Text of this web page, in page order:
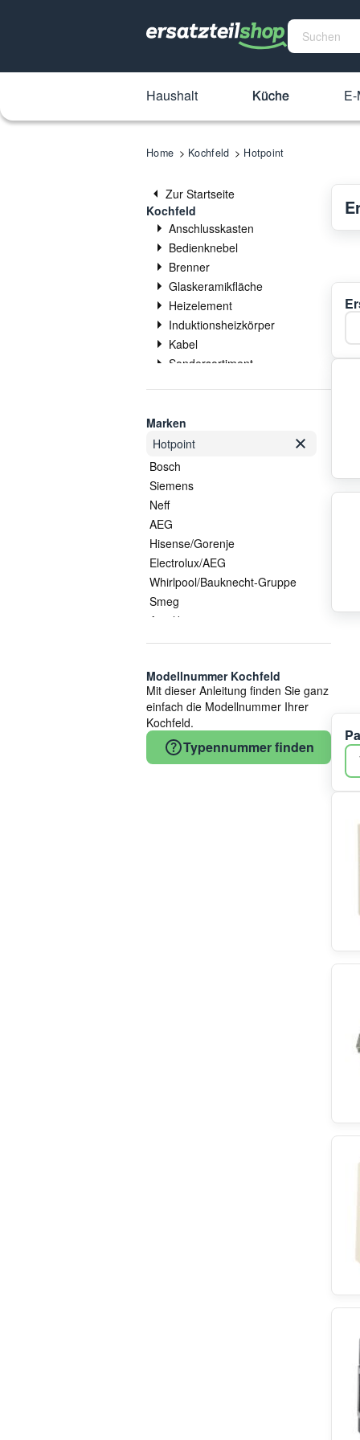
Haushalt Küche
Home Kochfeld Hotpoint
Zur Startseite
Kochfeld
Anschlusskasten
Bedienknebel
Brenner
Glaskeramikfläche
Heizelement
Induktionsheizkörper
Kabel
Sondersortiment
Strahlheizkörper
Zubehör
Marken
Hotpoint
Bosch
Siemens
Neff
AEG
Hisense/Gorenje
Electrolux/AEG
Whirlpool/Bauknecht-Gruppe
Smeg
Arcelik
EGO Elektro
Küppersbusch
Whirlpool
Gorenje
Vestel
Candy
Modellnummer Kochfeld
Mit dieser Anleitung finden Sie ganz
einfach die Modellnummer Ihrer
Kochfeld.
Typennummer finden